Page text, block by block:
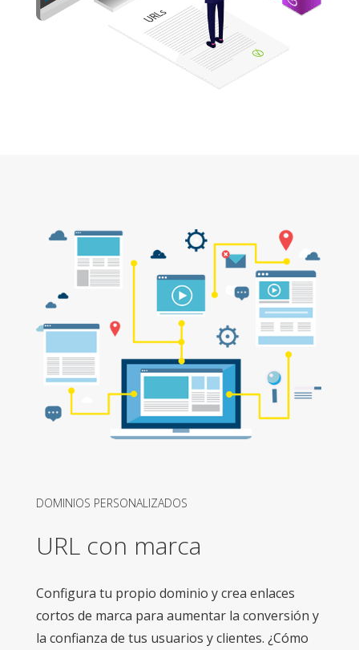
DOMINIOS PERSONALIZADOS
URL con marca
Configura tu propio dominio y crea enlaces
cortos de marca para aumentar la conversión y
la confianza de tus usuarios y clientes. ¿Cómo